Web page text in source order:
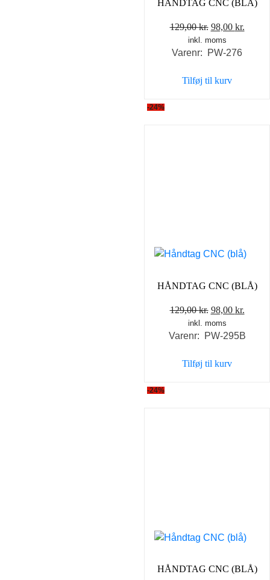
HÅNDTAG CNC (BLÅ)
129,00kr. Den
oprindelige
pris
129,00 kr..
98,00 kr.
inkl. moms
Varenr: PW-276
Tilføj til kurv
-24%
HÅNDTAG CNC (BLÅ)
129,00kr. Den
oprindelige
pris
129,00 kr..
98,00 kr.
pris
inkl. moms
Varenr: PW-295B
Tilføj til kurv
-24%
HÅNDTAG CNC (BLÅ)